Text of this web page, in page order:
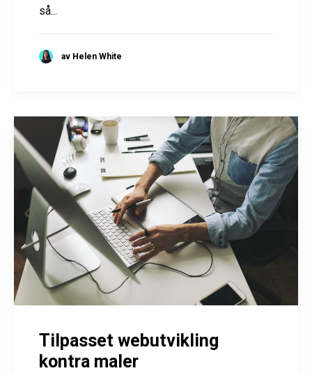
så...
av Helen White
Tilpasset webutvikling
kontra maler